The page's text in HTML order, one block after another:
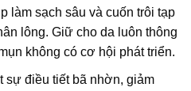
làm sạch sâu và cuốn trôi tạp
lông. Giữ cho da luôn thông
không có cơ hội phát triển.
sự điều tiết bã nhờn, giảm